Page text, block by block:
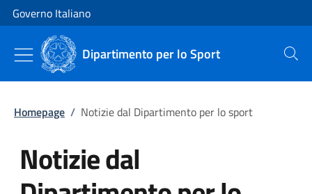
Vai al contenuto
Vai alla navigazione del sito
Governo Italiano
Dipartimento per lo Sport Cerca
Homepage / Notizie dal Dipartimento per lo sport
Notizie dal